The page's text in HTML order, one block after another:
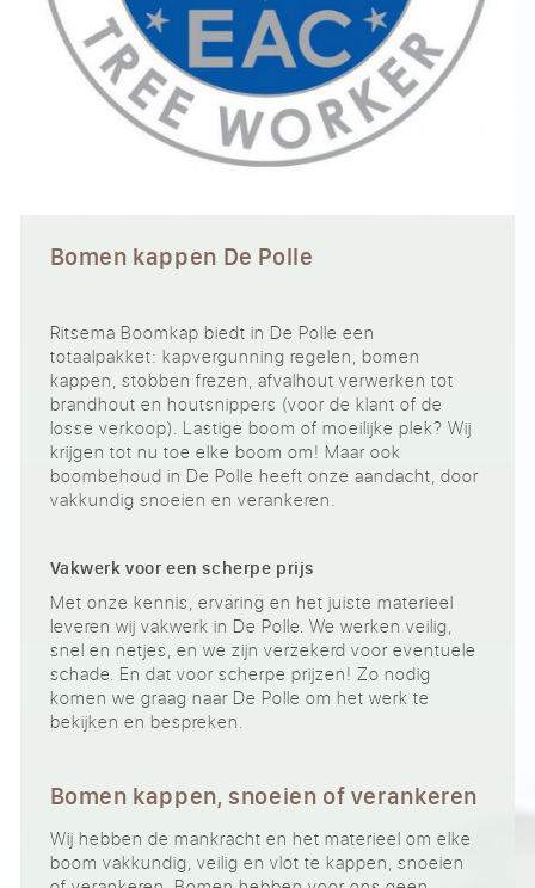
Bomen kappen De Polle
Ritsema Boomkap biedt in De Polle een
totaalpakket: kapvergunning regelen, bomen
kappen, stobben frezen, afvalhout verwerken tot
brandhout en houtsnippers (voor de klant of de
losse verkoop). Lastige boom of moeilijke plek? Wij
krijgen tot nu toe elke boom om! Maar ook
boombehoud in De Polle heeft onze aandacht, door
vakkundig snoeien en verankeren.
Vakwerk voor een scherpe prijs
Met onze kennis, ervaring en het juiste materieel
leveren wij vakwerk in De Polle. We werken veilig,
snel en netjes, en we zijn verzekerd voor eventuele
schade. En dat voor scherpe prijzen! Zo nodig
komen we graag naar De Polle om het werk te
bekijken en bespreken.
Bomen kappen, snoeien of verankeren
Wij hebben de mankracht en het materieel om elke
boom vakkundig, veilig en vlot te kappen, snoeien